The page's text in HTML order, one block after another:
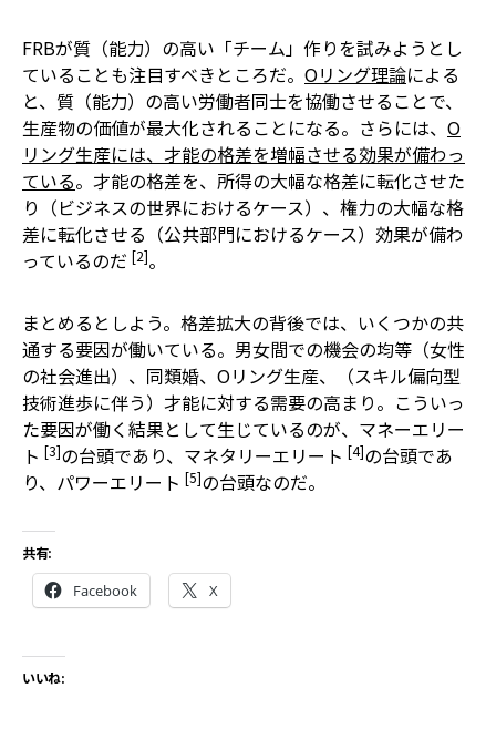
FRBが質（能力）の高い「チーム」作りを試みようとし
ていることも注目すべきところだ。 Oリング理論による
と、質（能力）の高い労働者同士を協働させることで、
生産物の価値が最大化されることになる。さらには、 O
リング生産には、才能の格差を増幅させる効果が備わっ
ている。才能の格差を、所得の大幅な格差に転化させた
り（ビジネスの世界におけるケース）、権力の大幅な格
差に転化させる（公共部門におけるケース）効果が備わ
っているのだ [2]。
まとめるとしよう。格差拡大の背後では、いくつかの共
通する要因が働いている。男女間での機会の均等（女性
の社会進出）、同類婚、Oリング生産、（スキル偏向型
技術進歩に伴う）才能に対する需要の高まり。こういっ
た要因が働く結果として生じているのが、マネーエリー
ト [3]の台頭であり、マネタリーエリート [4]の台頭であ
り、パワーエリート [5]の台頭なのだ。
共有:
Facebook X
いいね: